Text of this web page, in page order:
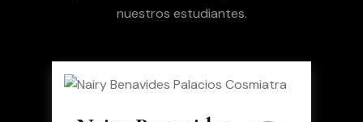
nuestros estudiantes.